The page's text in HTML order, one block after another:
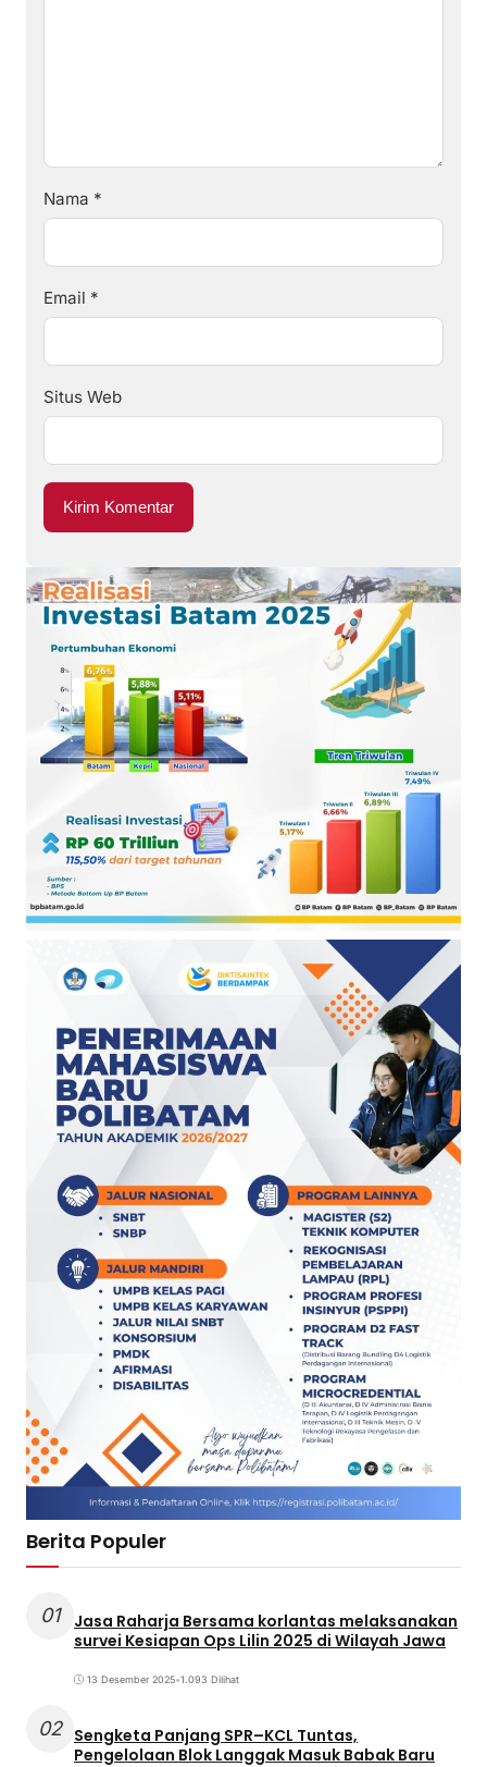
Nama *
Email *
Situs Web
Berita Populer
01
Jasa Raharja Bersama korlantas melaksanakan
survei Kesiapan Ops Lilin 2025 di Wilayah Jawa
13 Desember 2025•1.093 Dilihat
02 Sengketa Panjang SPR–KCL Tuntas,
Pengelolaan Blok Langgak Masuk Babak Baru